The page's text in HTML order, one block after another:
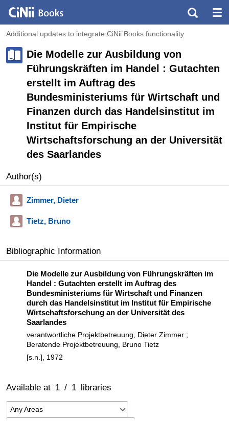
Additional updates to integrate CiNii Books functionality
Die Modelle zur Ausbildung von
Führungskräften im Handel : Gutachten
erstellt im Auftrag des
Bundesministeriums für Wirtschaft und
Finanzen durch das Handelsinstitut im
Institut für Empirische
Wirtschaftsforschung an der Universität
des Saarlandes
Author(s)
Zimmer, Dieter
Tietz, Bruno
Bibliographic Information
Die Modelle zur Ausbildung von Führungskräften im
Handel : Gutachten erstellt im Auftrag des
Bundesministeriums für Wirtschaft und Finanzen
durch das Handelsinstitut im Institut für Empirische
Wirtschaftsforschung an der Universität des
Saarlandes
verantwortliche Projektbetreuung, Dieter Zimmer ;
Beratende Projektbetreuung, Bruno Tietz
[s.n.], 1972
Available at 1 / 1 libraries
Any Areas